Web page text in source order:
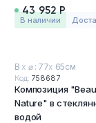
43 952 Р
в наличии
В х ⌀ : 77х 65см
Код: 758687
Композиция
Nature" в
водой